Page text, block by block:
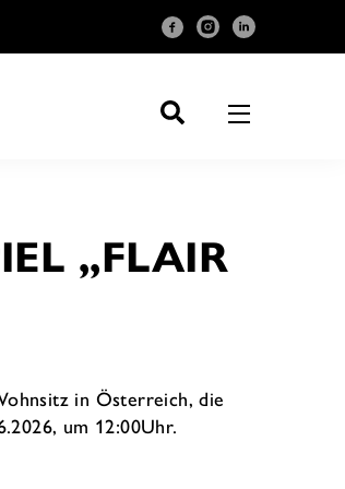
„FLAIR
in Österreich, die
um 12:00Uhr.